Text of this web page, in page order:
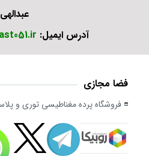
عبدالهی
آدرس ایمیل:
فضا مجازی
فروشگاه پرده مغناطیسی توری و